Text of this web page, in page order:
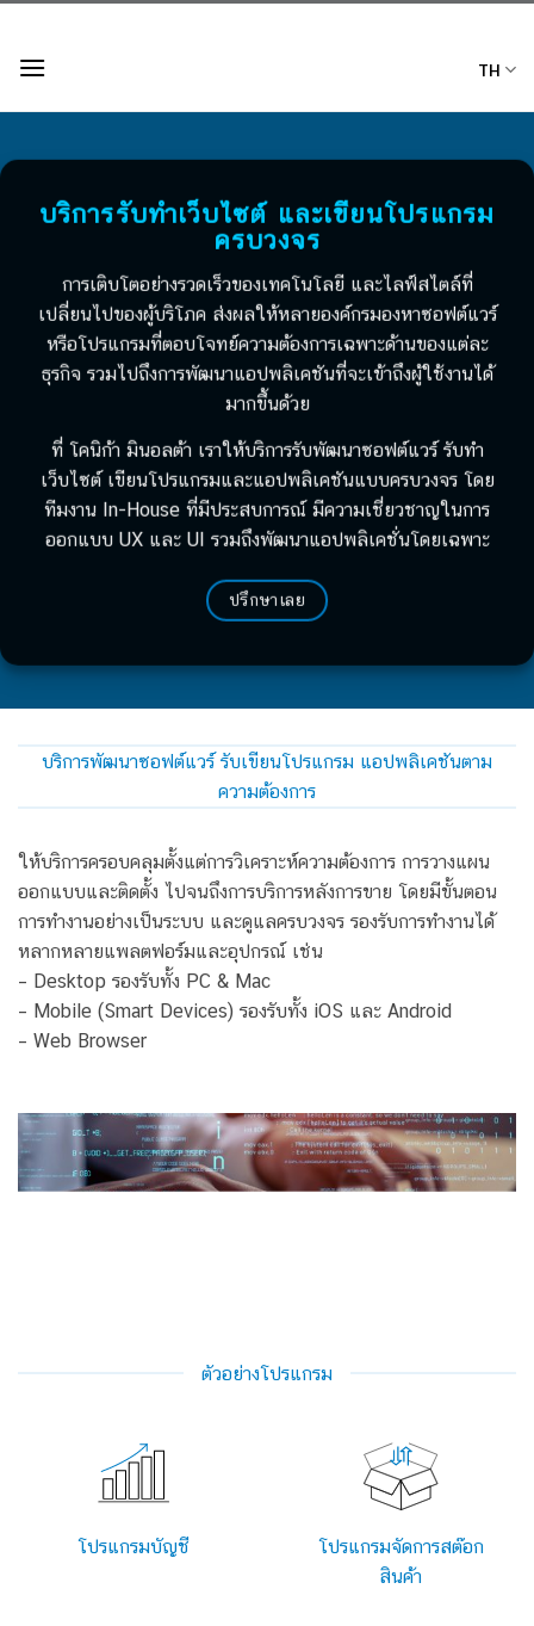
content
TH
บริการรับทำเว็บไซต์ และเขียนโปรแกรม
ครบวงจร
การเติบโตอย่างรวดเร็วของเทคโนโลยี และไลฟ์สไตล์ที่
เปลี่ยนไปของผู้บริโภค ส่งผลให้หลายองค์กรมองหาซอฟต์แวร์
หรือโปรแกรมที่ตอบโจทย์ความต้องการเฉพาะด้านของแต่ละ
ธุรกิจ รวมไปถึงการพัฒนาแอปพลิเคชันที่จะเข้าถึงผู้ใช้งานได้
มากขึ้นด้วย
ที่ โคนิก้า มินอลต้า เราให้บริการรับพัฒนาซอฟต์แวร์ รับทำ
เว็บไซต์ เขียนโปรแกรมและแอปพลิเคชันแบบครบวงจร โดย
ทีมงาน In-House ที่มีประสบการณ์ มีความเชี่ยวชาญในการ
ออกแบบ UX และ UI รวมถึงพัฒนาแอปพลิเคชั่นโดยเฉพาะ
ปรึกษาเลย
บริการพัฒนาซอฟต์แวร์ รับเขียนโปรแกรม แอปพลิเคชันตาม
ความต้องการ
ให้บริการครอบคลุมตั้งแต่การวิเคราะห์ความต้องการ การวางแผน
ออกแบบและติดตั้ง ไปจนถึงการบริการหลังการขาย โดยมีขั้นตอน
การทำงานอย่างเป็นระบบ และดูแลครบวงจร รองรับการทำงานได้
หลากหลายแพลตฟอร์มและอุปกรณ์ เช่น
– Desktop รองรับทั้ง PC & Mac
– Mobile (Smart Devices) รองรับทั้ง iOS และ Android
– Web Browser
ตัวอย่างโปรแกรม
โปรแกรมบัญชี
โปรแกรมจัดการสต๊อก
สินค้า